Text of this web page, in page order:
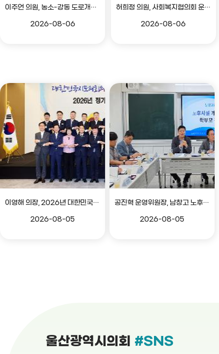
이주언 의원, 농소-강동 도로개설 민원 현장 점검
2026-08-06
허희정 의원, 사회복지협의회 운영 관련 간담회
2026-08-06
이영해 의장, 2026년 대한민국시도의회의장협의회 정기회 참석
2026-08-05
공진혁 운영위원장, 남창고 노후시설 개선 위한 학부모 간담회
2026-08-05
울산광역시의회 #SNS